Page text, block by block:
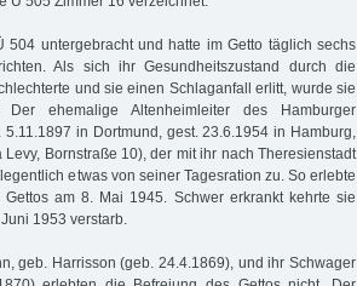
untergebracht und hatte im Getto täglich sechs
Als sich ihr Gesundheitszustand durch die
und sie einen Schlaganfall erlitt, wurde sie
Der ehemalige Altenheimleiter des Hamburger
in Dortmund, gest. 23.6.1954 in Hamburg,
Bornstraße 10), der mit ihr nach Theresienstadt
etwas von seiner Tagesration zu. So erlebte
am 8. Mai 1945. Schwer erkrankt kehrte sie
1953 verstarb.
geb. Harrisson (geb. 24.4.1869), und ihr Schwager